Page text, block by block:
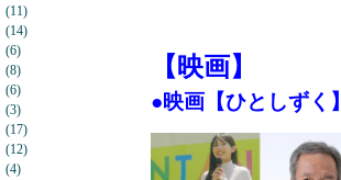
(11)
(14)
(6)
(8)
(6)
(3)
(17)
(12)
(4)
【映画】
●映画【ひとしずく】